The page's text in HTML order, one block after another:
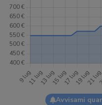
Avvisami